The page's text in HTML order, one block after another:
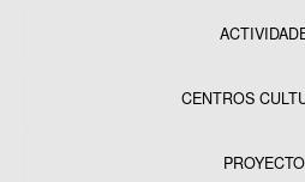
CENTROS